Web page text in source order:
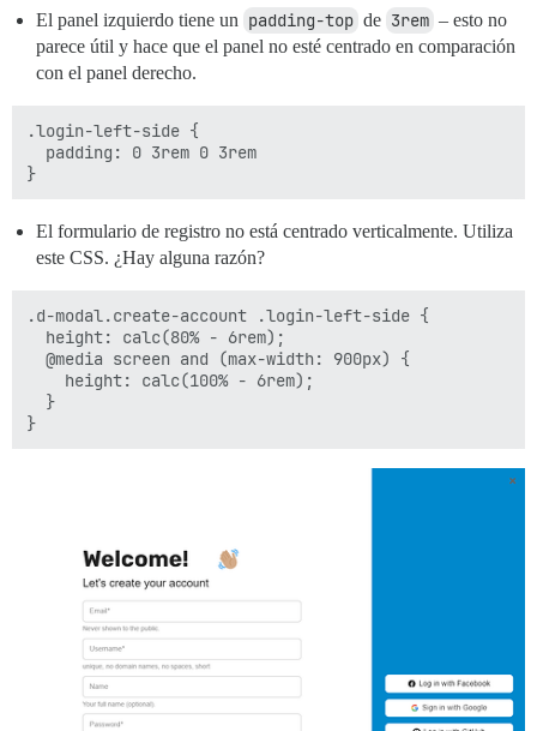
El panel izquierdo tiene un padding-top de 3rem – esto no
parece útil y hace que el panel no esté centrado en comparación
con el panel derecho.
.login-left-side {
  padding: 0 3rem 0 3rem
El formulario de registro no está centrado verticalmente. Utiliza
este CSS. ¿Hay alguna razón?
.d-modal.create-account .login-left-side {
  height: calc(80% - 6rem);
  @media screen and (max-width: 900px) {
    height: calc(100% - 6rem);
  }